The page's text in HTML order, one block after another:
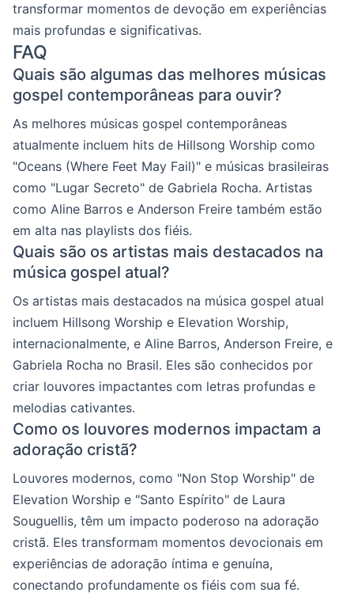
transformar momentos de devoção em experiências
mais profundas e significativas.
FAQ
Quais são algumas das melhores músicas
gospel contemporâneas para ouvir?
As melhores músicas gospel contemporâneas
atualmente incluem hits de Hillsong Worship como
"Oceans (Where Feet May Fail)" e músicas brasileiras
como "Lugar Secreto" de Gabriela Rocha. Artistas
como Aline Barros e Anderson Freire também estão
em alta nas playlists dos fiéis.
Quais são os artistas mais destacados na
música gospel atual?
Os artistas mais destacados na música gospel atual
incluem Hillsong Worship e Elevation Worship,
internacionalmente, e Aline Barros, Anderson Freire, e
Gabriela Rocha no Brasil. Eles são conhecidos por
criar louvores impactantes com letras profundas e
melodias cativantes.
Como os louvores modernos impactam a
adoração cristã?
Louvores modernos, como "Non Stop Worship" de
Elevation Worship e "Santo Espírito" de Laura
Souguellis, têm um impacto poderoso na adoração
cristã. Eles transformam momentos devocionais em
experiências de adoração íntima e genuína,
conectando profundamente os fiéis com sua fé.